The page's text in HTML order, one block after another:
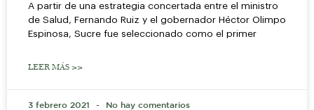
A partir de una estrategia concertada entre el ministro
de Salud, Fernando Ruiz y el gobernador Héctor Olimpo
Espinosa, Sucre fue seleccionado como el primer
LEER MÁS >>
3 febrero 2021 No hay comentarios